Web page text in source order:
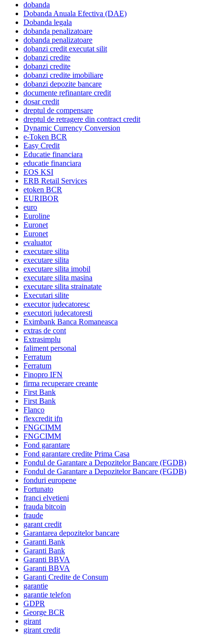
dobanda
Dobanda Anuala Efectiva (DAE)
Dobanda legala
dobanda penalizatoare
dobanda penalizatoare
dobanzi credit executat silit
dobanzi credite
dobanzi credite
dobanzi credite imobiliare
dobanzi depozite bancare
documente refinantare credit
dosar credit
dreptul de compensare
dreptul de retragere din contract credit
Dynamic Currency Conversion
e-Token BCR
Easy Credit
Educatie financiara
educatie financiara
EOS KSI
ERB Retail Services
etoken BCR
EURIBOR
euro
Euroline
Euronet
Euronet
evaluator
executare silita
executare silita
executare silita imobil
executare silita masina
executare silita strainatate
Executari silite
executor judecatoresc
executori judecatoresti
Eximbank Banca Romaneasca
extras de cont
Extrasimplu
faliment personal
Ferratum
Ferratum
Finopro IFN
firma recuperare creante
First Bank
First Bank
Flanco
flexcredit ifn
FNGCIMM
FNGCIMM
Fond garantare
Fond garantare credite Prima Casa
Fondul de Garantare a Depozitelor Bancare (FGDB)
Fondul de Garantare a Depozitelor Bancare (FGDB)
fonduri europene
Fortunato
franci elvetieni
frauda bitcoin
fraude
garant credit
Garantarea depozitelor bancare
Garanti Bank
Garanti Bank
Garanti BBVA
Garanti BBVA
Garanti Credite de Consum
garantie
garantie telefon
GDPR
George BCR
girant
girant credit